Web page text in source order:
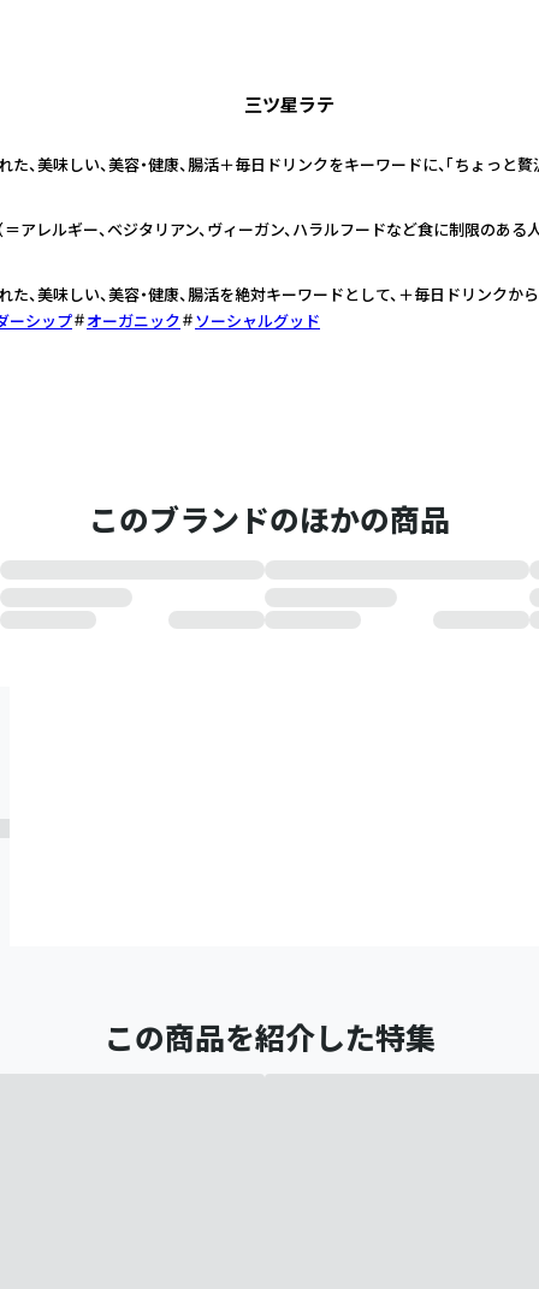
三ツ星ラテ
、美味しい、美容・健康、腸活＋毎日ドリンクをキーワードに、「ちょっと
＝アレルギー、ベジタリアン、ヴィーガン、ハラルフードなど食に制限のある
、美味しい、美容・健康、腸活を絶対キーワードとして、＋毎日ドリンクか
ーシップ
オーガニック ソーシャルグッド
このブランドのほかの商品
この商品を紹介した特集